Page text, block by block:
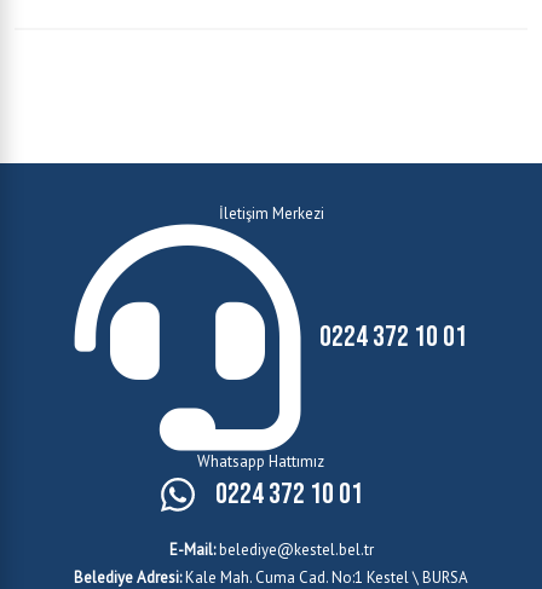
İletişim Merkezi
0224 372 10 01
Whatsapp Hattımız
0224 372 10 01
E-Mail:belediye@kestel.bel.tr
Belediye Adresi:Kale Mah. Cuma Cad. No:1 Kestel \ BURSA